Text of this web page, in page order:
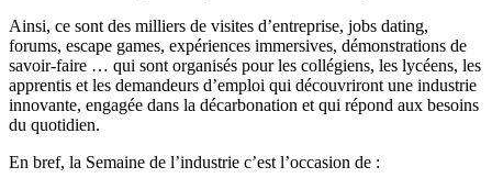
Ainsi, ce sont des milliers de visites d’entreprise, jobs dating,
forums, escape games, expériences immersives, démonstrations de
savoir-faire … qui sont organisés pour les collégiens, les lycéens, les
apprentis et les demandeurs d’emploi qui découvriront une industrie
innovante, engagée dans la décarbonation et qui répond aux besoins
du quotidien.
En bref, la Semaine de l’industrie c’est l’occasion de :